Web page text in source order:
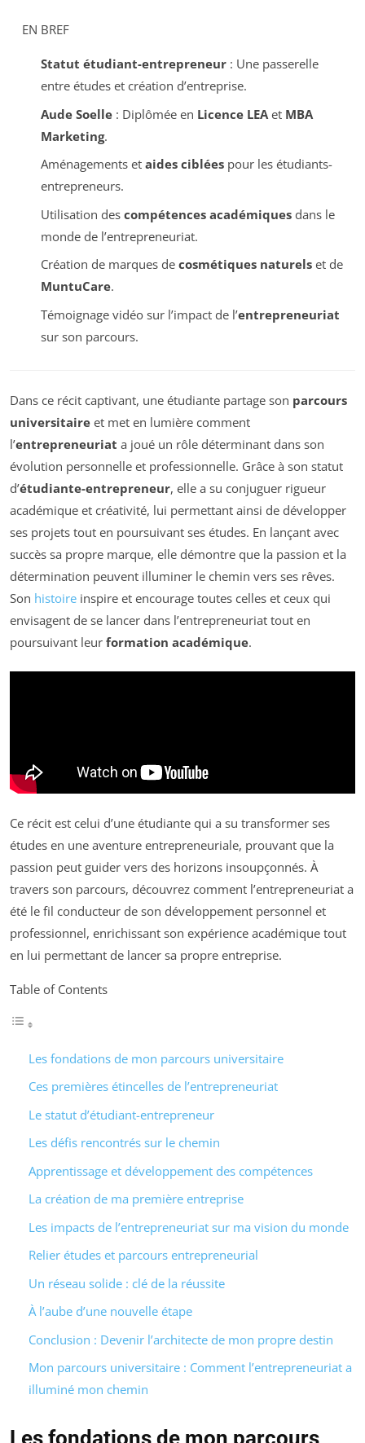
EN BREF
Statut étudiant-entrepreneur: Une passerelle
entre études et création d’entreprise.
Aude Soelle: Diplômée en Licence LEAet MBA
Marketing.
Aménagements et aides cibléespour les étudiants-
entrepreneurs.
Utilisation des compétences académiquesdans le
monde de l’entrepreneuriat.
Création de marques de cosmétiques naturelset de
MuntuCare.
Témoignage vidéo sur l’impact de l’entrepreneuriat
sur son parcours.
Dans ce récit captivant, une étudiante partage son parcours
universitaire et met en lumière comment
l’entrepreneuriat a joué un rôle déterminant dans son
évolution personnelle et professionnelle. Grâce à son statut
d’étudiante-entrepreneur, elle a su conjuguer rigueur
académique et créativité, lui permettant ainsi de développer
ses projets tout en poursuivant ses études. En lançant avec
succès sa propre marque, elle démontre que la passion et la
détermination peuvent illuminer le chemin vers ses rêves.
Son histoire inspire et encourage toutes celles et ceux qui
envisagent de se lancer dans l’entrepreneuriat tout en
poursuivant leur formation académique.
Ce récit est celui d’une étudiante qui a su transformer ses
études en une aventure entrepreneuriale, prouvant que la
passion peut guider vers des horizons insoupçonnés. À
travers son parcours, découvrez comment l’entrepreneuriat a
été le fil conducteur de son développement personnel et
professionnel, enrichissant son expérience académique tout
en lui permettant de lancer sa propre entreprise.
Table of Contents
Les fondations de mon parcours universitaire
Ces premières étincelles de l’entrepreneuriat
Le statut d’étudiant-entrepreneur
Les défis rencontrés sur le chemin
Apprentissage et développement des compétences
La création de ma première entreprise
Les impacts de l’entrepreneuriat sur ma vision du monde
Relier études et parcours entrepreneurial
Un réseau solide : clé de la réussite
À l’aube d’une nouvelle étape
Conclusion : Devenir l’architecte de mon propre destin
Mon parcours universitaire : Comment l’entrepreneuriat a
illuminé mon chemin